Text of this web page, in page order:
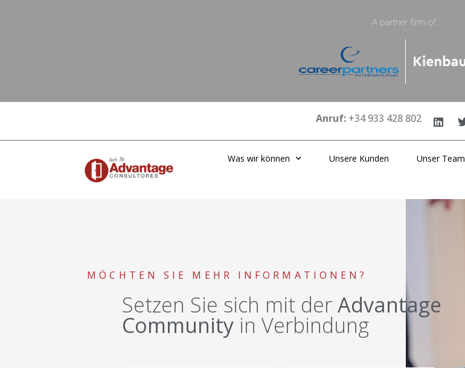
A partner firm of :
Anruf: +34 933 428 802
Was wir können Unsere Kunden Unser Team
MÖCHTEN SIE MEHR INFORMATIONEN?
Setzen Sie sich mit derAdvantage
Communityin Verbindung